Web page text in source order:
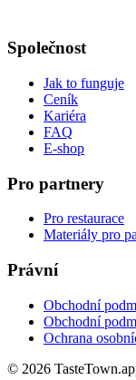
Společnost
Jak to funguje
Ceník
Kariéra
FAQ
E-shop
Pro partnery
Pro restaurace
Materiály pro
Právní
Obchodní
Obchodní
Ochrana
© 2026